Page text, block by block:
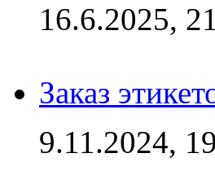
16.6.2025,
Заказ
9.11.2024,